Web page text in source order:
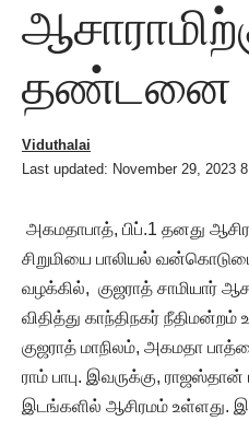
தண்டனை
Last updated: November 29, 2023
Viduthalai
அகமதாபாத், பிப்.1 தனது
சிறுமியை பாலியல்
வழக்கில், குஜராத் சாமியார்
விதித்து காந்திநகர் நீதிமன்றம்
குஜராத் மாநிலம், அகமதா
ராம் பாபு. இவருக்கு,
இடங்களில் ஆசிரமம் உள்ளது.